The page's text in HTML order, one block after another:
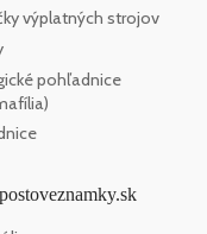
výplatných strojov
pohľadnice